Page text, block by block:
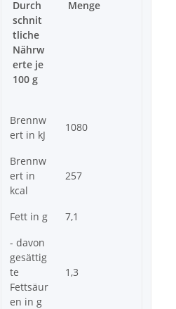
Durch
schnit
tliche
Nährw
erte je
100 g
Menge
Brennw
ert in kJ
1080
Brennw
ert in
kcal
257
Fett in g
7,1
- davon
gesättig
te
Fettsäur
en in g
1,3